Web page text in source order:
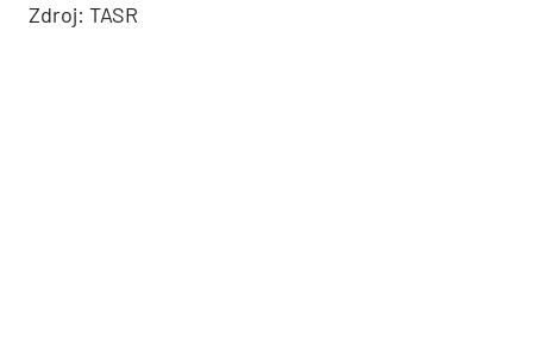
Zdroj: TASR